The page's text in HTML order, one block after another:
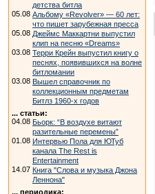
детства битла
05.08 Альбому «Revolver» — 60 лет:
что пишет зарубежная пресса
05.08 Джеймс Маккартни выпустил
клип на песню «Dreams»
03.08 Терри Крейн выпустил книгу о
песнях, появившихся на волне
битломании
03.08 Вышел справочник по
коллекционным предметам
Битлз 1960-х годов
... статьи:
04.08 Бьорк: “В воздухе витают
разительные перемены”
01.08 Интервью Пола для ЮТуб
канала The Rest is
Entertainment
14.07 Книга "Слова и музыка Джона
Леннона"
... периодика: